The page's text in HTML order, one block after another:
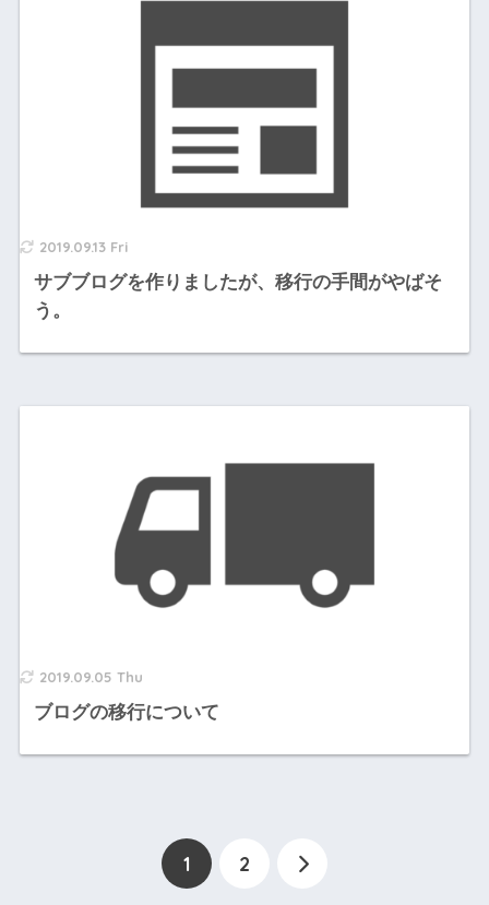
2019.09.13 Fri
サブブログを作りましたが、移行の手間がやばそ
う。
2019.09.05 Thu
ブログの移行について
1 2